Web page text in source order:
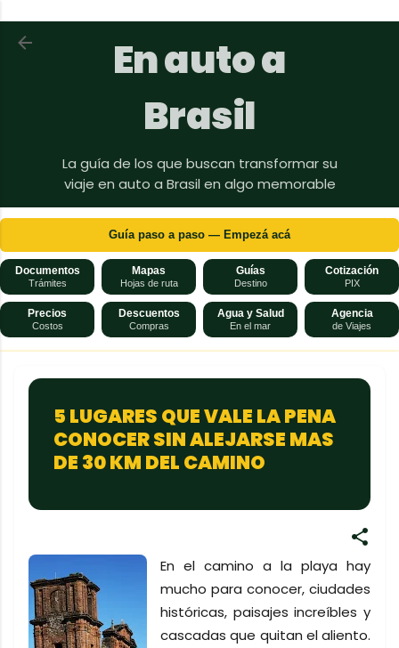
Ir al contenido principal
En auto a
Brasil
La guía de los que buscan transformar su
viaje en auto a Brasil en algo memorable
Guía paso a paso — Empezá acá
Documentos
Trámites
Mapas
Hojas de ruta
Guías
Destino
Cotización
PIX
Precios
Costos
Descuentos
Compras
Agua y Salud
En el mar
Agencia
de Viajes
5 LUGARES QUE VALE LA PENA
CONOCER SIN ALEJARSE MAS
DE 30 KM DEL CAMINO
En el camino a la playa hay
mucho para conocer, ciudades
históricas, paisajes increíbles y
cascadas que quitan el aliento.